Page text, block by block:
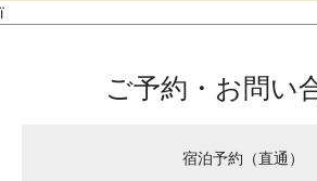
ï
ご予約・お問い
宿泊予約（直通）